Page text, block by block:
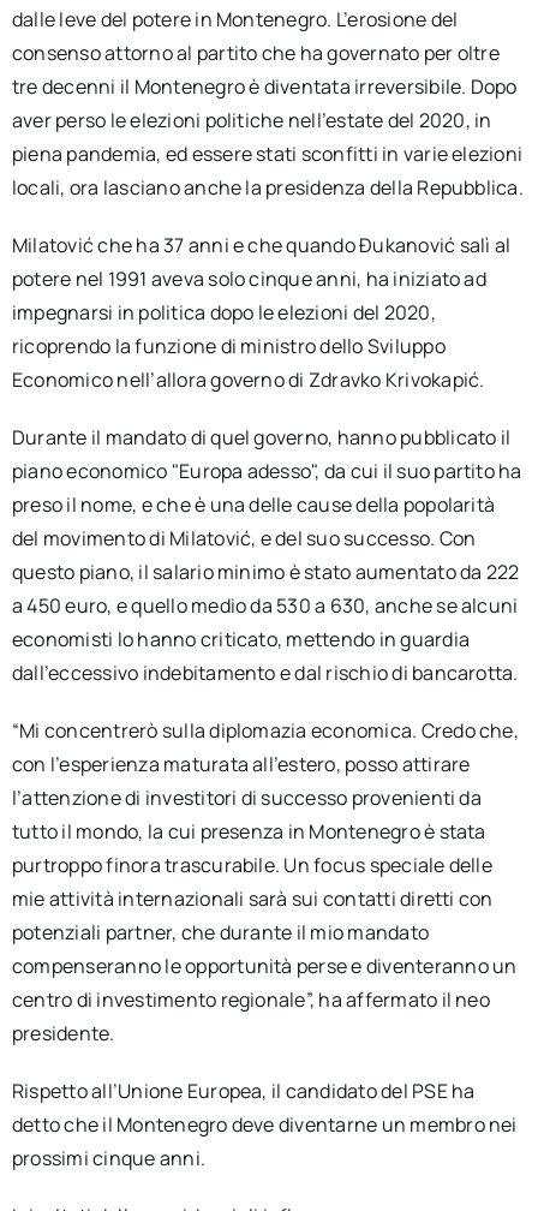
dalle leve del potere in Montenegro. L’erosione del
consenso attorno al partito che ha governato per oltre
tre decenni il Montenegro è diventata irreversibile. Dopo
aver perso le elezioni politiche nell’estate del 2020, in
piena pandemia, ed essere stati sconfitti in varie elezioni
locali, ora lasciano anche la presidenza della Repubblica.
Milatović che ha 37 anni e che quando Đukanović salì al
potere nel 1991 aveva solo cinque anni, ha iniziato ad
impegnarsi in politica dopo le elezioni del 2020,
ricoprendo la funzione di ministro dello Sviluppo
Economico nell’allora governo di Zdravko Krivokapić.
Durante il mandato di quel governo, hanno pubblicato il
piano economico "Europa adesso", da cui il suo partito ha
preso il nome, e che è una delle cause della popolarità
del movimento di Milatović, e del suo successo. Con
questo piano, il salario minimo è stato aumentato da 222
a 450 euro, e quello medio da 530 a 630, anche se alcuni
economisti lo hanno criticato, mettendo in guardia
dall’eccessivo indebitamento e dal rischio di bancarotta.
“Mi concentrerò sulla diplomazia economica. Credo che,
con l’esperienza maturata all’estero, posso attirare
l’attenzione di investitori di successo provenienti da
tutto il mondo, la cui presenza in Montenegro è stata
purtroppo finora trascurabile. Un focus speciale delle
mie attività internazionali sarà sui contatti diretti con
potenziali partner, che durante il mio mandato
compenseranno le opportunità perse e diventeranno un
centro di investimento regionale”, ha affermato il neo
presidente.
Rispetto all’Unione Europea, il candidato del PSE ha
detto che il Montenegro deve diventarne un membro nei
prossimi cinque anni.